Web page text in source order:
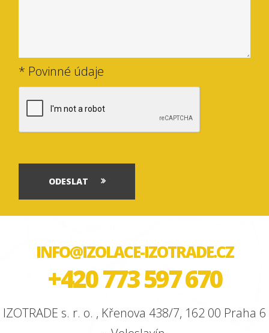
* Povinné údaje
ODESLAT
INFO@IZOLACE-IZOTRADE.CZ
+420 773 597 670
IZOTRADE s. r. o. , Křenova 438/7, 162 00 Praha 6